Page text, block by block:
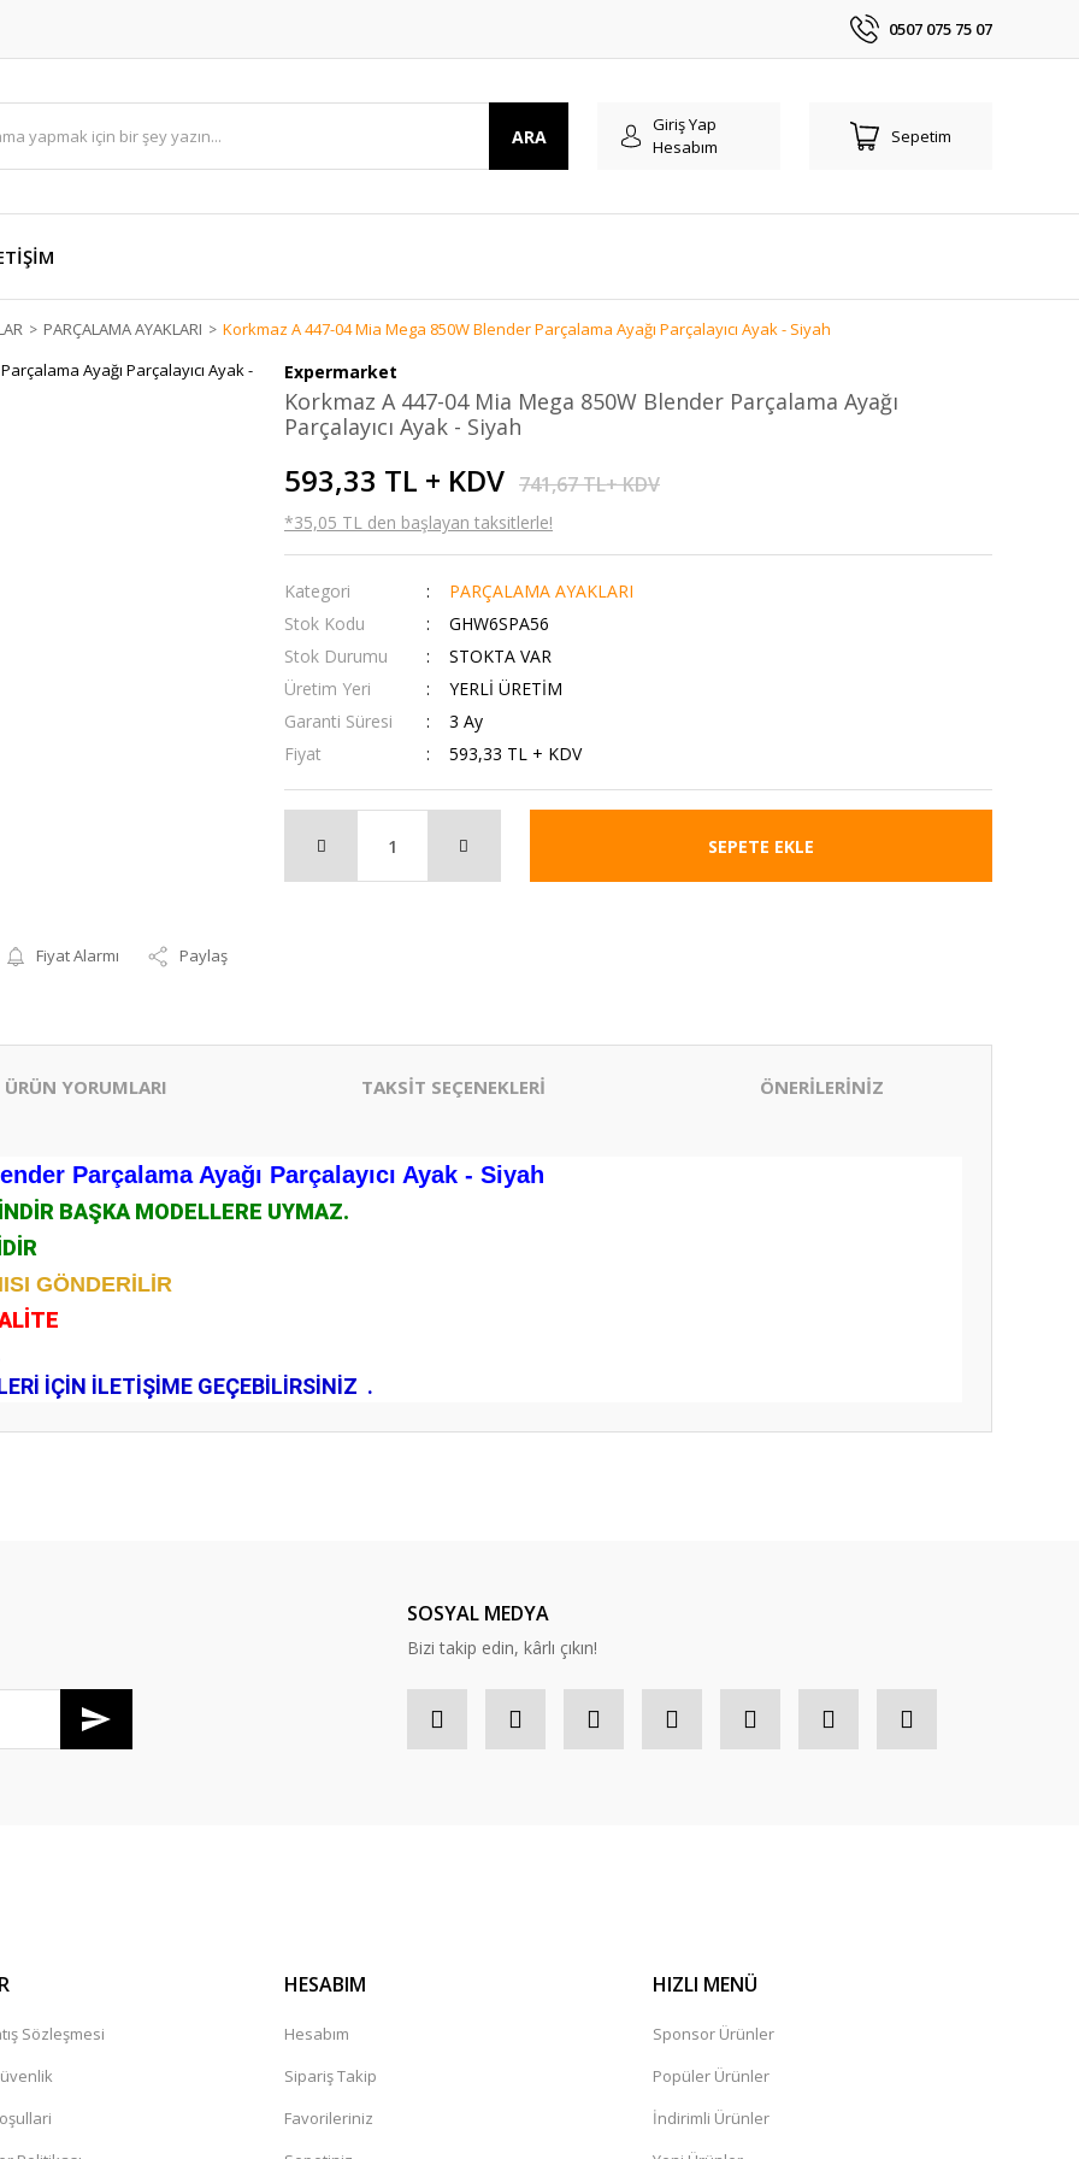
0507 075 75 07
ARA
Giriş Yap
Hesabım
Sepetim
PARÇALAMA AYAKLARI Korkmaz A 447-04 Mia Mega 850W Blender Parçalama Ayağı Parçalayıcı Ayak - Siyah
Fiyat Alarmı Paylaş
Expermarket
Korkmaz A 447-04 Mia Mega 850W Blender Parçalama Ayağı
Parçalayıcı Ayak - Siyah
593,33 TL + KDV 741,67 TL+ KDV
*35,05 TL den başlayan taksitlerle!
Kategori
PARÇALAMA AYAKLARI
Stok Kodu
GHW6SPA56
Stok Durumu
STOKTA VAR
Üretim Yeri
YERLİ ÜRETİM
Garanti Süresi
3 Ay
Fiyat
593,33 TL + KDV
SEPETE EKLE
ÜRÜN YORUMLARI TAKSİT SEÇENEKLERİ ÖNERİLERİNİZ
Parçalama Ayağı Parçalayıcı Ayak - Siyah
BAŞKA MODELLERE UYMAZ.
GÖNDERİLİR
İÇİN İLETİŞİME GEÇEBİLİRSİNİZ .
SOSYAL MEDYA
Bizi takip edin, kârlı çıkın!
Sözleşmesi
HESABIM
Hesabım
Sipariş Takip
Favorileriniz
HIZLI MENÜ
Sponsor Ürünler
Popüler Ürünler
İndirimli Ürünler